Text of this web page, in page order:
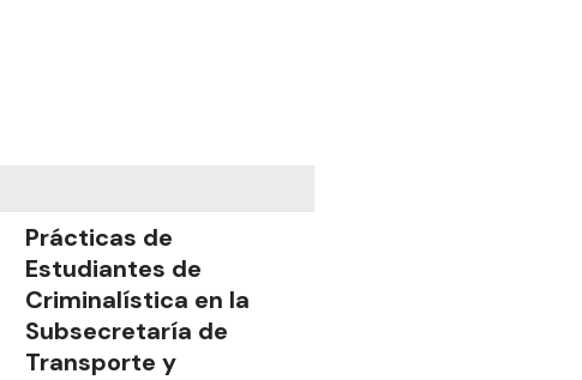
Prácticas de
Estudiantes de
Criminalística en la
Subsecretaría de
Transporte y